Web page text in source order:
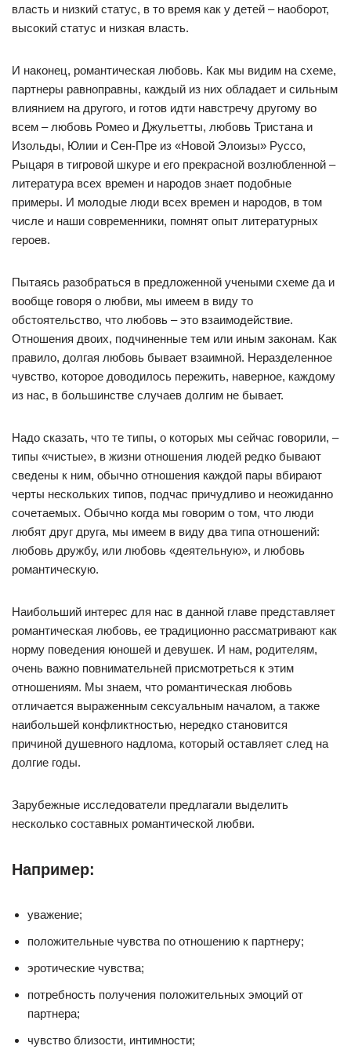
власть и низкий статус, в то время как у детей – наоборот,
высокий статус и низкая власть.
И наконец, романтическая любовь. Как мы видим на схеме,
партнеры равноправны, каждый из них обладает и сильным
влиянием на другого, и готов идти навстречу другому во
всем – любовь Ромео и Джульетты, любовь Тристана и
Изольды, Юлии и Сен-Пре из «Новой Элоизы» Руссо,
Рыцаря в тигровой шкуре и его прекрасной возлюбленной –
литература всех времен и народов знает подобные
примеры. И молодые люди всех времен и народов, в том
числе и наши современники, помнят опыт литературных
героев.
Пытаясь разобраться в предложенной учеными схеме да и
вообще говоря о любви, мы имеем в виду то
обстоятельство, что любовь – это взаимодействие.
Отношения двоих, подчиненные тем или иным законам. Как
правило, долгая любовь бывает взаимной. Неразделенное
чувство, которое доводилось пережить, наверное, каждому
из нас, в большинстве случаев долгим не бывает.
Надо сказать, что те типы, о которых мы сейчас говорили, –
типы «чистые», в жизни отношения людей редко бывают
сведены к ним, обычно отношения каждой пары вбирают
черты нескольких типов, подчас причудливо и неожиданно
сочетаемых. Обычно когда мы говорим о том, что люди
любят друг друга, мы имеем в виду два типа отношений:
любовь дружбу, или любовь «деятельную», и любовь
романтическую.
Наибольший интерес для нас в данной главе представляет
романтическая любовь, ее традиционно рассматривают как
норму поведения юношей и девушек. И нам, родителям,
очень важно повнимательней присмотреться к этим
отношениям. Мы знаем, что романтическая любовь
отличается выраженным сексуальным началом, а также
наибольшей конфликтностью, нередко становится
причиной душевного надлома, который оставляет след на
долгие годы.
Зарубежные исследователи предлагали выделить
несколько составных романтической любви.
Например:
уважение;
положительные чувства по отношению к партнеру;
эротические чувства;
потребность получения положительных эмоций от
партнера;
чувство близости, интимности;